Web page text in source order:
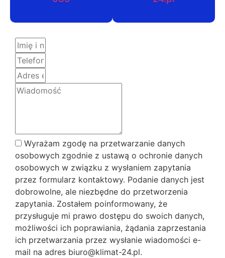
Wyrażam zgodę na przetwarzanie danych
osobowych zgodnie z ustawą o ochronie danych
osobowych w związku z wysłaniem zapytania
przez formularz kontaktowy. Podanie danych jest
dobrowolne, ale niezbędne do przetworzenia
zapytania. Zostałem poinformowany, że
przysługuje mi prawo dostępu do swoich danych,
możliwości ich poprawiania, żądania zaprzestania
ich przetwarzania przez wysłanie wiadomości e-
mail na adres biuro@klimat-24.pl.